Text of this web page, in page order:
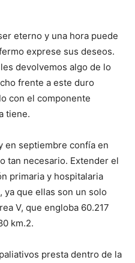
eterno y una hora puede
exprese sus deseos.
devolvemos algo de lo
frente a este duro
con el componente
tiene.
en septiembre confía en
tan necesario. Extender el
primaria y hospitalaria
ya que ellas son un solo
V, que engloba 60.217
km.2.
presta dentro de la